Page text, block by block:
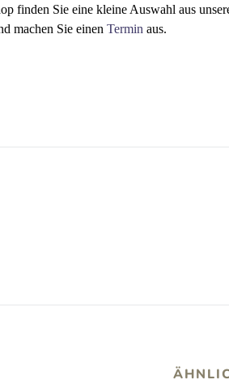
finden Sie eine kleine Auswahl aus
machen Sie einen Termin aus.